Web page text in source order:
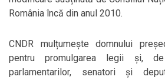
România încă din anul 2010.
CNDR mulțumește domnului
pentru promulgarea legii și, de
parlamentarilor, senatori și